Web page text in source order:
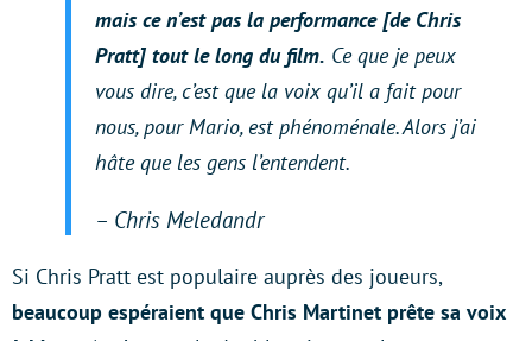
mais ce n’est pas la performance [de Chris
Pratt] tout le long du film. Ce que je peux
vous dire, c’est que la voix qu’il a fait pour
nous, pour Mario, est phénoménale. Alors j’ai
hâte que les gens l’entendent.
– Chris Meledandr
Si Chris Pratt est populaire auprès des joueurs,
beaucoup espéraient que Chris Martinet prête sa voix